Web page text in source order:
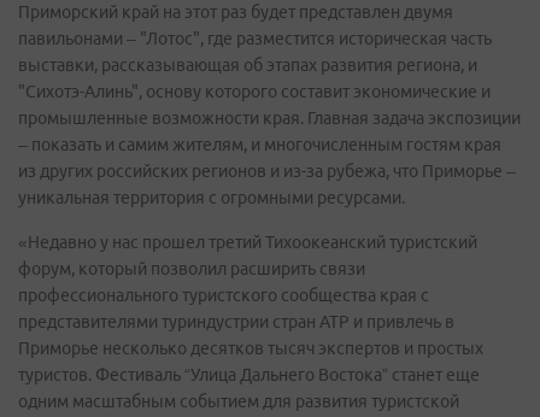
Приморский край на этот раз будет представлен двумя
павильонами – "Лотос", где разместится историческая часть
выставки, рассказывающая об этапах развития региона, и
"Сихотэ-Алинь", основу которого составит экономические и
промышленные возможности края. Главная задача экспозиции
– показать и самим жителям, и многочисленным гостям края
из других российских регионов и из-за рубежа, что Приморье –
уникальная территория с огромными ресурсами.
«Недавно у нас прошел третий Тихоокеанский туристский
форум, который позволил расширить связи
профессионального туристского сообщества края с
представителями туриндустрии стран АТР и привлечь в
Приморье несколько десятков тысяч экспертов и простых
туристов. Фестиваль “Улица Дальнего Востока” станет еще
одним масштабным событием для развития туристской